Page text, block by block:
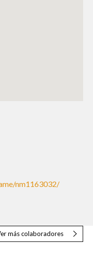
nm1163032/
más colaboradores